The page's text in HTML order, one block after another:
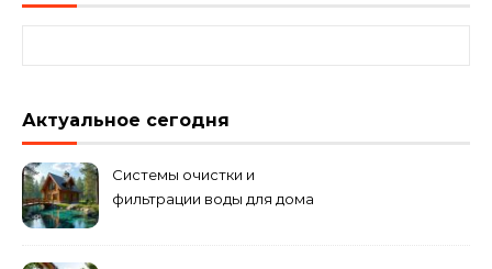
Актуальное сегодня
Системы очистки и
фильтрации воды для дома